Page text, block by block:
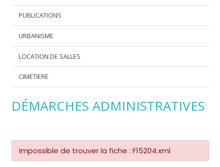
PUBLICATIONS
URBANISME
LOCATION DE SALLES
CIMETIERE
DÉMARCHES ADMINISTRATIVES
Impossible de trouver la fiche : F15204.xml